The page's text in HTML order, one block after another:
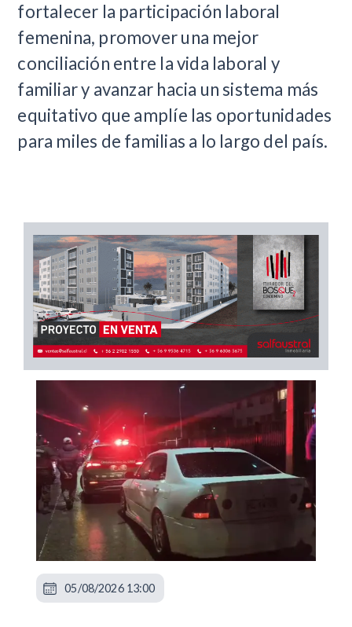
fortalecer la participación laboral
femenina, promover una mejor
conciliación entre la vida laboral y
familiar y avanzar hacia un sistema más
equitativo que amplíe las oportunidades
para miles de familias a lo largo del país.
05/08/2026 13:00